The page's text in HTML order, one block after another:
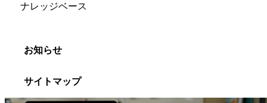
ナレッジベース
お知らせ
サイトマップ